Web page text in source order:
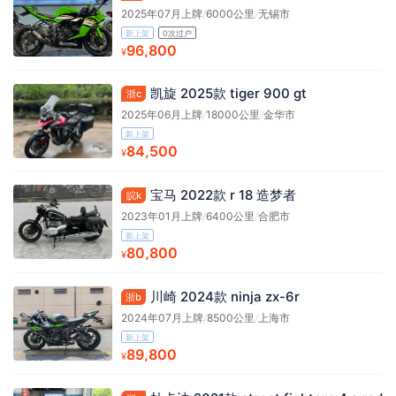
2025年07月上牌/6000公里 /无锡市
新上架 0次过户
¥96,800
浙c 凯旋 2025款 tiger 900 gt
2025年06月上牌/18000公里/金华市
新上架
¥84,500
皖k 宝马 2022款 r 18 造梦者
2023年01月上牌/6400公里/合肥市
新上架
¥80,800
浙b 川崎 2024款 ninja zx-6r
2024年07月上牌/8500公里/上海市
新上架
¥89,800